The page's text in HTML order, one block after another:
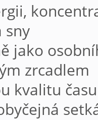
sny
jako
zrcadlem
kvalitu